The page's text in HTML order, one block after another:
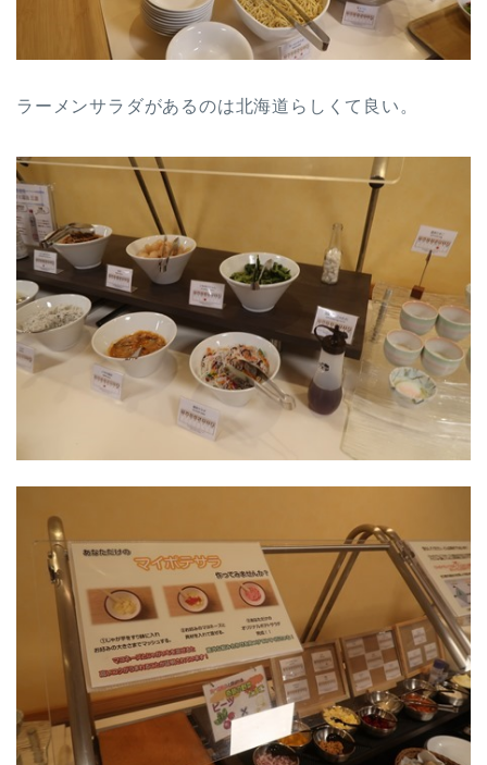
ラーメンサラダがあるのは北海道らしくて良い。